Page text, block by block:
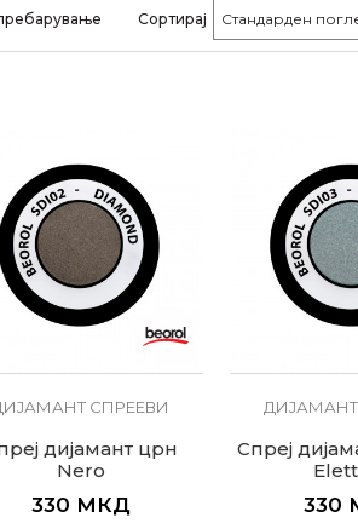
Сортирај
СПРЕЕВИ
дијамант црн
Nero
330 МКД
Спреј
330